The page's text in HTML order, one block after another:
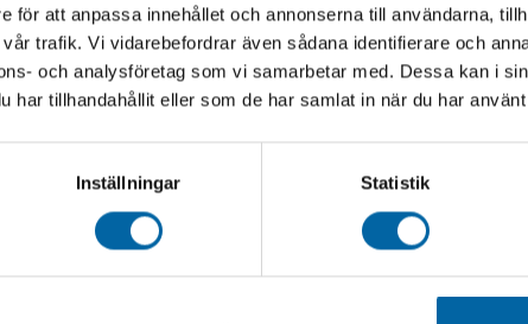
för att anpassa innehållet och annonserna till användarna,
trafik. Vi vidarebefordrar även sådana identifierare och
och analysföretag som vi samarbetar med. Dessa kan i
har tillhandahållit eller som de har samlat in när du har
Inställningar Statistik
LF Finans
genom att ändra Pris, Kontantinsats, Avbetalningstid och